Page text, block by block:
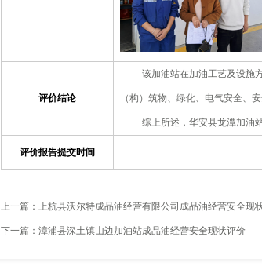
评价结论
该加油站在加油工艺及设施
（构）筑物、绿化、电气安全、
综上所述，华安县龙潭加油
评价报告提交时间
上一篇： 上杭县沃尔特成品油经营有限公司成品油经营安全现
下一篇： 漳浦县深土镇山边加油站成品油经营安全现状评价